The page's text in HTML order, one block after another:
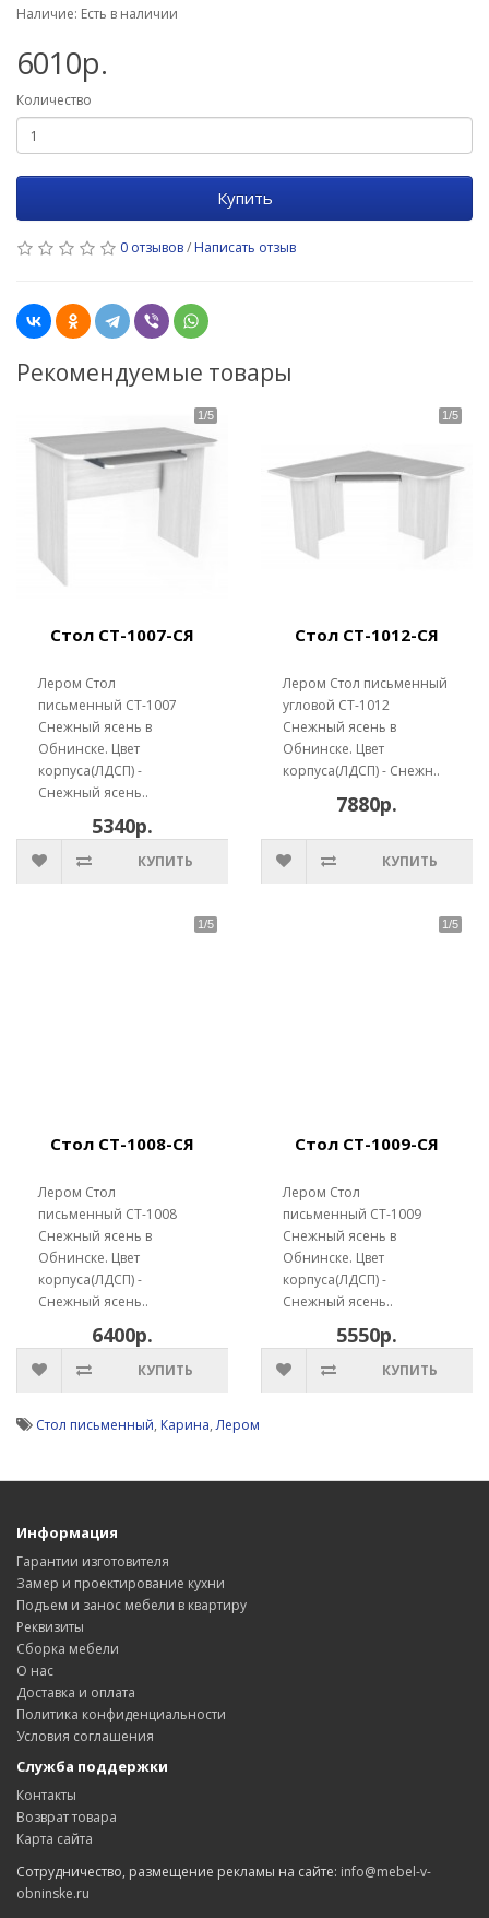
Наличие: Есть в наличии
6010р.
Количество
Купить
0 отзывов/ Написать отзыв
Рекомендуемые товары
Стол СТ-1007-СЯ
Лером Стол
письменный СТ-1007
Снежный ясень в
Обнинске. Цвет
корпуса(ЛДСП) -
Снежный ясень..
5340р.
КУПИТЬ
Стол СТ-1012-СЯ
Лером Стол письменный
угловой СТ-1012
Снежный ясень в
Обнинске. Цвет
корпуса(ЛДСП) - Снежн..
7880р.
КУПИТЬ
Стол СТ-1008-СЯ
Лером Стол
письменный СТ-1008
Снежный ясень в
Обнинске. Цвет
корпуса(ЛДСП) -
Снежный ясень..
6400р.
КУПИТЬ
Стол СТ-1009-СЯ
Лером Стол
письменный СТ-1009
Снежный ясень в
Обнинске. Цвет
корпуса(ЛДСП) -
Снежный ясень..
5550р.
КУПИТЬ
Стол письменный, Карина,Лером
Информация
Гарантии изготовителя
Замер и проектирование кухни
Подъем и занос мебели в квартиру
Реквизиты
Сборка мебели
О нас
Доставка и оплата
Политика конфиденциальности
Условия соглашения
Служба поддержки
Контакты
Возврат товара
Карта сайта
Сотрудничество, размещение рекламы на сайте: info@mebel-v-
obninske.ru